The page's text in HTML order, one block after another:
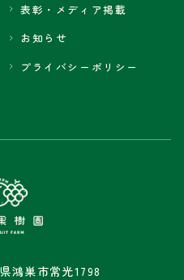
表彰・メディア掲載
お知らせ
プライバシーポリシー
鴻巣市常光1798